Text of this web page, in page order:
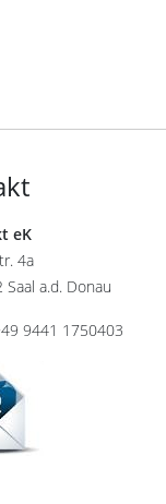
eK
4a
Saal a.d. Donau
9441 1750403